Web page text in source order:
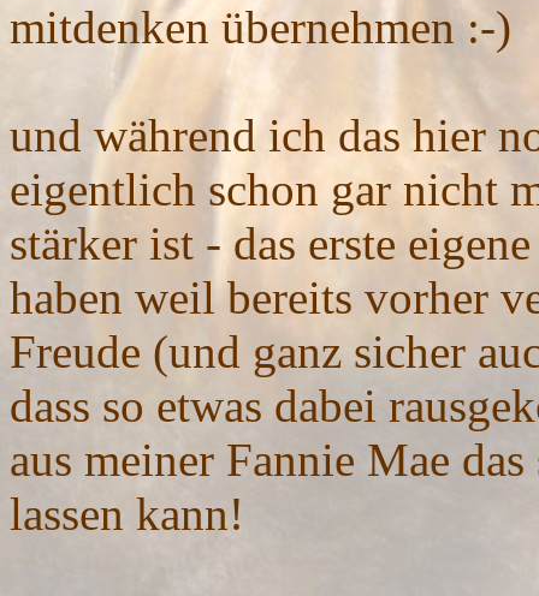
mitdenken übernehmen :-)
und während ich das hier
eigentlich schon gar nicht
stärker ist - das erste
haben weil bereits vorher
Freude (und ganz sicher
dass so etwas dabei
aus meiner Fannie Mae
lassen kann!